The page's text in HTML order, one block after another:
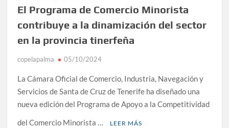
El Programa de Comercio Minorista
contribuye a la dinamización del sector
en la provincia tinerfeña
copelapalma 05/10/2024
La Cámara Oficial de Comercio, Industria, Navegación y
Servicios de Santa de Cruz de Tenerife ha diseñado una
nueva edición del Programa de Apoyo a la Competitividad
del Comercio Minorista …
LEER MÁS